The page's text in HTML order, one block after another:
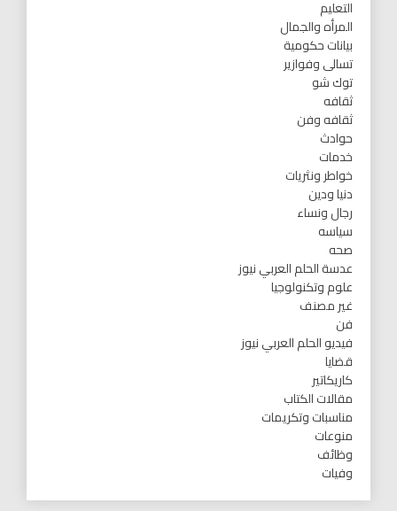
التعليم
المرأه والجمال
بيانات حكومية
تسالى وفوازير
توك شو
ثقافه
ثقافه وفن
حوادث
خدمات
خواطر ونثريات
دنيا ودين
رجال ونساء
سياسه
صحه
عدسة الحلم العربي نيوز
علوم وتكنولوجيا
غير مصنف
فن
فيديو الحلم العربي نيوز
قضايا
كاريكاتير
مقالات الكتاب
مناسبات وتكريمات
منوعات
وظائف
وفيات